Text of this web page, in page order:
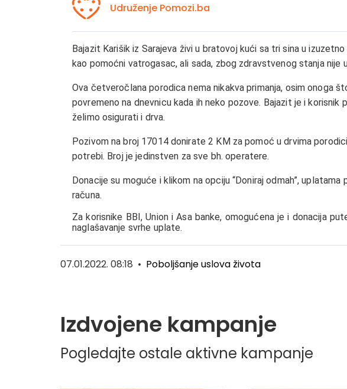
Udruženje Pomozi.ba
Bajazit Karišik iz Sarajeva živi u bratovoj kući sa tri sina u
kao pomoćni vatrogasac, ali sada, zbog zdravstvenog stanja nije
Ova četveročlana porodica nema nikakva primanja, osim onoga
povremeno na dnevnicu kada ih neko pozove. Bajazit je i korisnik
želimo osigurati i drva.
Pozivom na broj 17014 donirate 2 KM za pomoć u drvima
potrebi. Broj je jedinstven za sve bh. operatere.
Donacije su moguće i klikom na opciju “Doniraj odmah”,
računa.
Za korisnike BBI, Union i Asa banke, omogućena je i donacija
naglašavanje svrhe uplate.
07.01.2022. 08:18 • Poboljšanje uslova života
Izdvojene kampanje
Pogledajte ostale aktivne kampanje